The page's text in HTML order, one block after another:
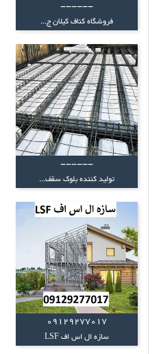
------
فروشگاه کناف کیلان ج...
------
تولید کننده بلوک سقف...
09129277017
سازه ال اس اف LSF